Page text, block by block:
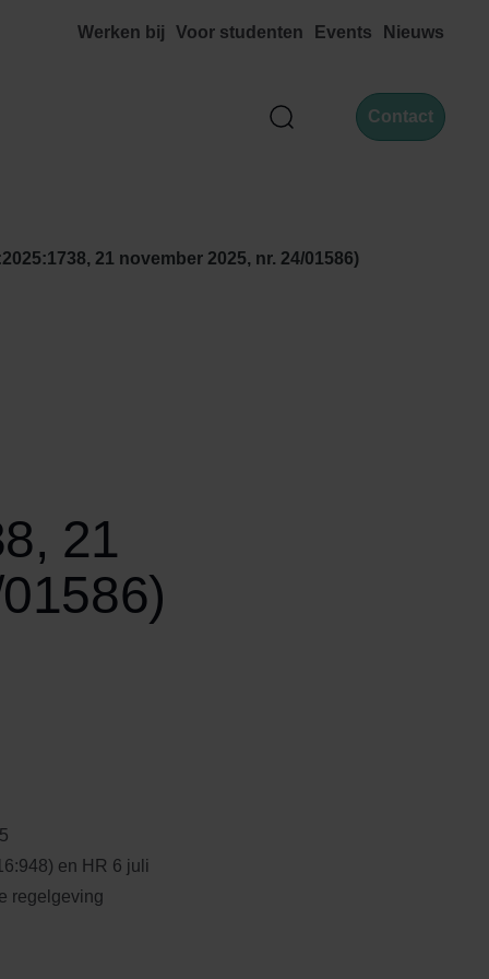
Werken bij Voor studenten Events Nieuws
Zoek Contact
21 november 2025, nr. 24/01586)
21
en HR 6 juli
regelgeving